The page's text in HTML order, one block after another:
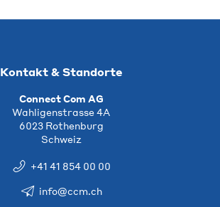
Kontakt & Standorte
Connect Com AG
Wahligenstrasse 4A
6023 Rothenburg
Schweiz
+41 41 854 00 00
info@ccm.ch